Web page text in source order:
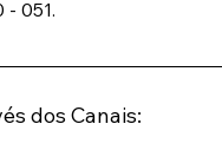
- 051.
dos Canais: